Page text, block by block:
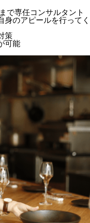
で専任コンサルタント
身のアピールを行ってく
策
可能